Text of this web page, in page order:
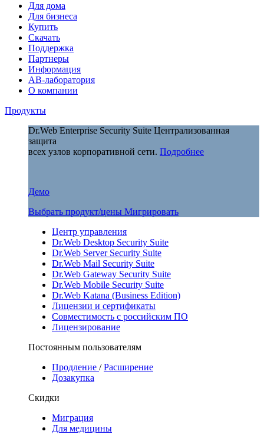
Для дома
Для бизнеса
Купить
Скачать
Поддержка
Партнеры
Информация
АВ-лаборатория
О компании
Продукты
Dr.Web Enterprise Security Suite Централизованная
защита
всех узлов корпоративной сети. Подробнее
Демо
Выбрать продукт/цены Мигрировать
Центр управления
Dr.Web Desktop Security Suite
Dr.Web Server Security Suite
Dr.Web Mail Security Suite
Dr.Web Gateway Security Suite
Dr.Web Mobile Security Suite
Dr.Web Katana (Business Edition)
Лицензии и сертификаты
Совместимость с российским ПО
Лицензирование
Постоянным пользователям
Продление /Расширение
Дозакупка
Скидки
Миграция
Для медицины